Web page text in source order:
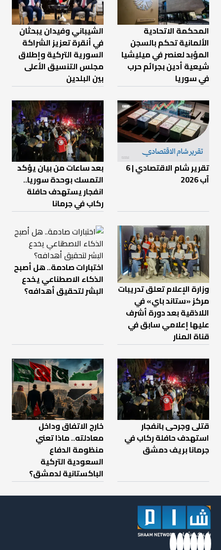
المحكمة الاتحادية
الألمانية تحكم بالسجن
المؤبد لعنصر في ميليشيا
شيعية أدين بجرائم حرب
في سوريا
الشيباني وفيدان يبحثان
في أنقرة تعزيز الشراكة
السورية التركية وإطلاق
مجلس التنسيق الأعلى
بين البلدين
تقرير شام الاقتصادي | 6
آب 2026
بعد ساعات من بيان يؤكد
التمسك بوحدة سوريا..
انفجار يستهدف حافلة
ركاب في جرمانا
وزارة الإعلام تعلق تدريبات
مركز «ستاند باي» في
اللاذقية بعد دورة أشرف
عليها إعلامي سابق في
قناة المنار
اختبارات صادمة.. هل أصبح
الذكاء الاصطناعي يخدع
البشر لتحقيق أهدافه؟
قتلى وجرحى بانفجار
استهدف حافلة ركاب في
جرمانا بريف دمشق
خارج الاتفاق وداخل
معادلته.. ماذا تعني
منظومة الدفاع
السعودية التركية
الباكستانية لدمشق؟